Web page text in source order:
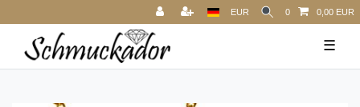
EUR 0 0,00 EUR
☰